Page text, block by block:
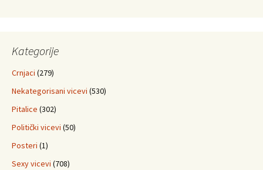
Kategorije
Crnjaci (279)
Nekategorisani vicevi (530)
Pitalice (302)
Politički vicevi (50)
Posteri (1)
Sexy vicevi (708)